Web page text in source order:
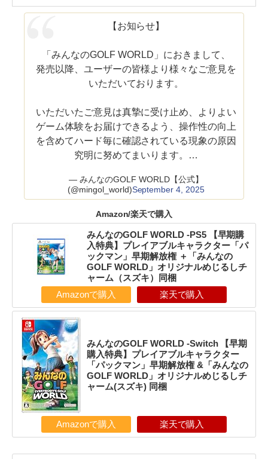
【お知らせ】
「みんなのGOLF WORLD」におきまして、
発売以降、ユーザーの皆様より様々なご意見を
いただいております。
いただいたご意見は真摯に受け止め、よりよい
ゲーム体験をお届けできるよう、操作性の向上
を含めてハード毎に確認されている現象の原因
究明に努めてまいります。…
— みんなのGOLF WORLD【公式】
(@mingol_world)September 4, 2025
Amazon/楽天で購入
みんなのGOLF WORLD -PS5 【早期購
入特典】プレイアブルキャラクター「パ
ックマン」早期解放権 ＋「みんなの
GOLF WORLD」オリジナルめじるしチ
ャーム（スズキ）同梱
Amazonで購入 楽天で購入
みんなのGOLF WORLD -Switch 【早期
購入特典】プレイアブルキャラクター
「パックマン」早期解放権 &「みんなの
GOLF WORLD」オリジナルめじるしチ
ャーム(スズキ) 同梱
Amazonで購入 楽天で購入